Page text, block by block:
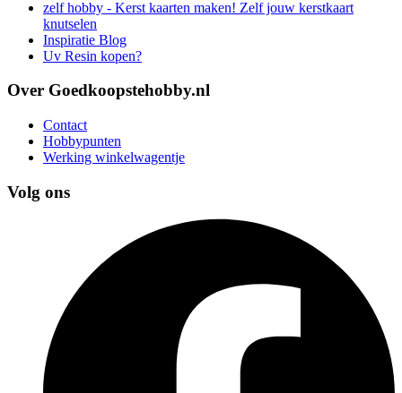
zelf hobby - Kerst kaarten maken! Zelf jouw kerstkaart
knutselen
Inspiratie Blog
Uv Resin kopen?
Over Goedkoopstehobby.nl
Contact
Hobbypunten
Werking winkelwagentje
Volg ons